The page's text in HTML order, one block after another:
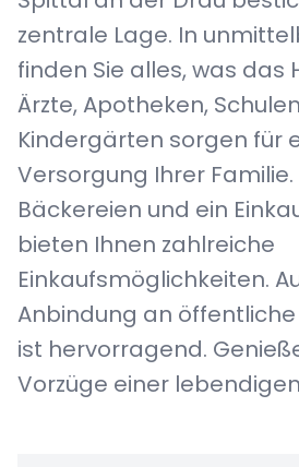
zentrale Lage. In
finden Sie alles, was das
Ärzte, Apotheken,
Kindergärten sorgen für
Versorgung Ihrer
Bäckereien und ein
bieten Ihnen zahlreiche
Einkaufsmöglichkeiten.
Anbindung an
ist hervorragend.
Vorzüge einer